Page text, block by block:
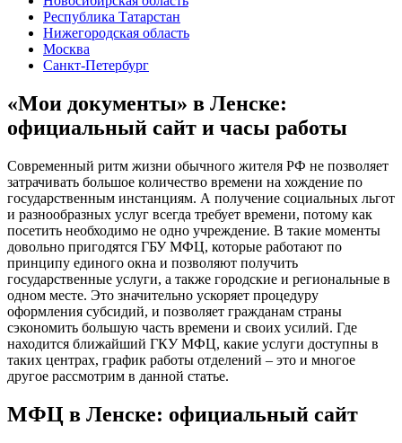
Республика Татарстан
Нижегородская область
Москва
Санкт-Петербург
«Мои документы» в Ленске:
официальный сайт и часы работы
Современный ритм жизни обычного жителя РФ не позволяет
затрачивать большое количество времени на хождение по
государственным инстанциям. А получение социальных льгот
и разнообразных услуг всегда требует времени, потому как
посетить необходимо не одно учреждение. В такие моменты
довольно пригодятся ГБУ МФЦ, которые работают по
принципу единого окна и позволяют получить
государственные услуги, а также городские и региональные в
одном месте. Это значительно ускоряет процедуру
оформления субсидий, и позволяет гражданам страны
сэкономить большую часть времени и своих усилий. Где
находится ближайший ГКУ МФЦ, какие услуги доступны в
таких центрах, график работы отделений – это и многое
другое рассмотрим в данной статье.
МФЦ в Ленске: официальный сайт